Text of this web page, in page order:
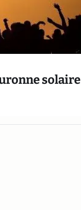
solaire